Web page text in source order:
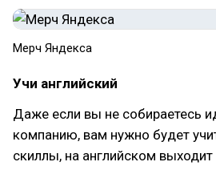
Мерч Яндекса
Учи английский
Даже если вы не собираетесь
компанию, вам нужно будет
скиллы, на английском